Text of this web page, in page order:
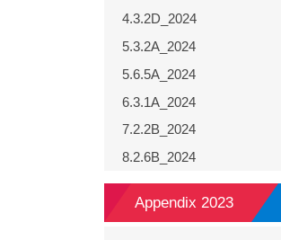
4.3.2D_2024
5.3.2A_2024
5.6.5A_2024
6.3.1A_2024
7.2.2B_2024
8.2.6B_2024
Appendix 2023